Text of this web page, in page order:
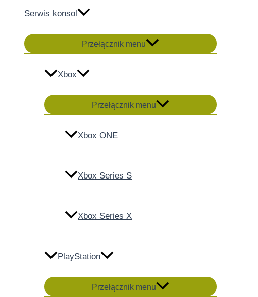
Serwis konsol
Przełącznik menu
Xbox
Przełącznik menu
Xbox ONE
Xbox Series S
Xbox Series X
PlayStation
Przełącznik menu